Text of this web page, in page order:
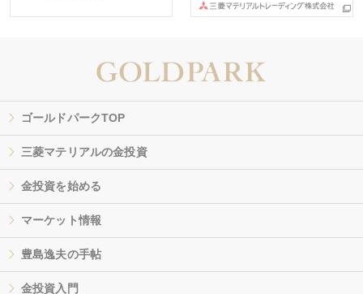
ゴールドパークTOP
三菱マテリアルの金投資
金投資を始める
マーケット情報
豊島逸夫の手帖
金投資入門